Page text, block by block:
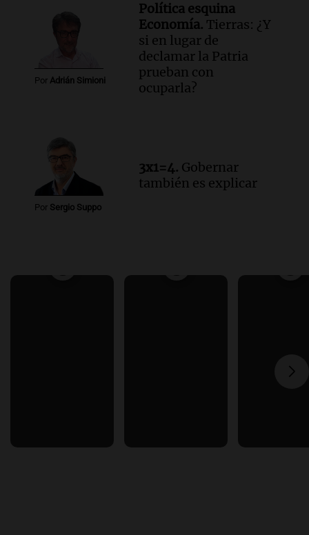
Por Adrián Simioni
Política esquina
Economía. Tierras: ¿Y
si en lugar de
declamar la Patria
prueban con
ocuparla?
Por Sergio Suppo
3x1=4. Gobernar
también es explicar